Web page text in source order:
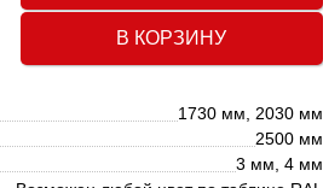
В КОРЗИНУ
1730 мм, 2030 мм
2500 мм
3 мм, 4 мм